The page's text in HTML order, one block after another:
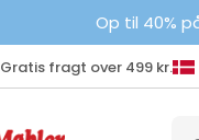
Op til 40%
Gratis fragt over 499 kr.